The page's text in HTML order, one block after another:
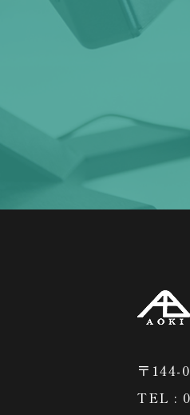
〒144-
TEL :